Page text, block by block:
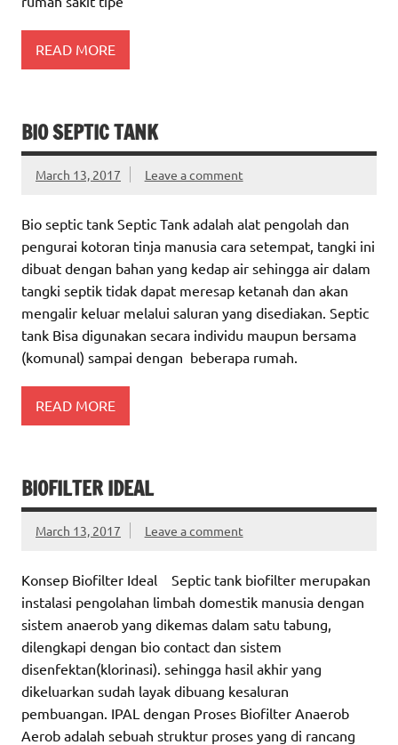
READ MORE
BIO SEPTIC TANK
March 13, 2017 Leave a comment
Bio septic tank Septic Tank adalah alat pengolah dan
pengurai kotoran tinja manusia cara setempat, tangki ini
dibuat dengan bahan yang kedap air sehingga air dalam
tangki septik tidak dapat meresap ketanah dan akan
mengalir keluar melalui saluran yang disediakan. Septic
tank Bisa digunakan secara individu maupun bersama
(komunal) sampai dengan beberapa rumah.
READ MORE
BIOFILTER IDEAL
March 13, 2017 Leave a comment
Konsep Biofilter Ideal Septic tank biofilter merupakan
instalasi pengolahan limbah domestik manusia dengan
sistem anaerob yang dikemas dalam satu tabung,
dilengkapi dengan bio contact dan sistem
disenfektan(klorinasi). sehingga hasil akhir yang
dikeluarkan sudah layak dibuang kesaluran
pembuangan. IPAL dengan Proses Biofilter Anaerob
Aerob adalah sebuah struktur proses yang di rancang